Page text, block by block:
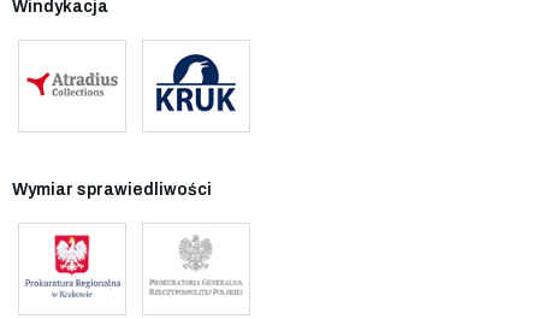
Windykacja
Wymiar sprawiedliwości